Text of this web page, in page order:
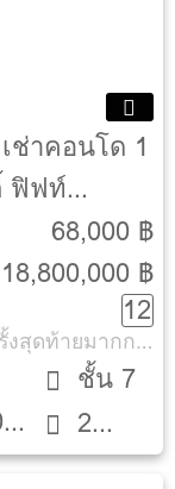
ช่าคอนโด 1
ฟิฟท์
ร์ ทองหล่อ
Tower
68,000 ฿
18,800,000 ฿
12
อัพเดตครั้งสุดท้ายมากกว่า 30 วัน
ชั้น 7
2
ห้องน้ำ